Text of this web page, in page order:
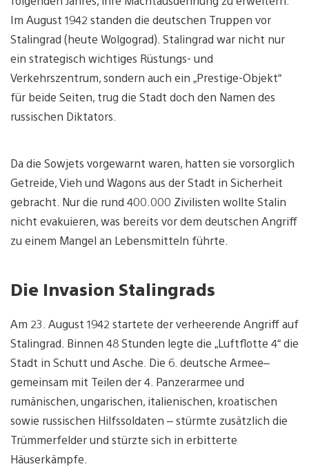
Im August 1942 standen die deutschen Truppen vor
Stalingrad (heute Wolgograd). Stalingrad war nicht nur
ein strategisch wichtiges Rüstungs- und
Verkehrszentrum, sondern auch ein „Prestige-Objekt“
für beide Seiten, trug die Stadt doch den Namen des
russischen Diktators.
Da die Sowjets vorgewarnt waren, hatten sie vorsorglich
Getreide, Vieh und Wagons aus der Stadt in Sicherheit
gebracht. Nur die rund 400.000 Zivilisten wollte Stalin
nicht evakuieren, was bereits vor dem deutschen Angriff
zu einem Mangel an Lebensmitteln führte.
Die Invasion Stalingrads
Am 23. August 1942 startete der verheerende Angriff auf
Stalingrad. Binnen 48 Stunden legte die „Luftflotte 4“ die
Stadt in Schutt und Asche. Die 6. deutsche Armee–
gemeinsam mit Teilen der 4. Panzerarmee und
rumänischen, ungarischen, italienischen, kroatischen
sowie russischen Hilfssoldaten – stürmte zusätzlich die
Trümmerfelder und stürzte sich in erbitterte
Häuserkämpfe.